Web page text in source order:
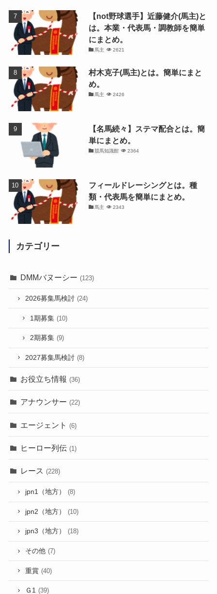
【not野球選手】近藤健介(馬主)と
は。本業・代表馬・調教師を簡単
にまとめ。
馬主 2621
村木克子(馬主)とは。簡単にまと
め。
馬主 2426
【名馬続々】ステマ配合とは。簡
単にまとめ。
競馬知識館 2364
フィールドレーシングとは。種
類・代表馬を簡単にまとめ。
馬主 2343
カテゴリー
DMMバヌーシー (123)
2026募集馬検討 (24)
1期募集 (10)
2期募集 (9)
2027募集馬検討 (8)
お役立ち情報 (36)
アナウンサー (22)
エージェント (6)
ヒーロー列伝 (1)
レース (228)
jpn1（地方） (8)
jpn2（地方） (10)
jpn3（地方） (18)
その他 (7)
重賞 (40)
Ｇ1 (39)